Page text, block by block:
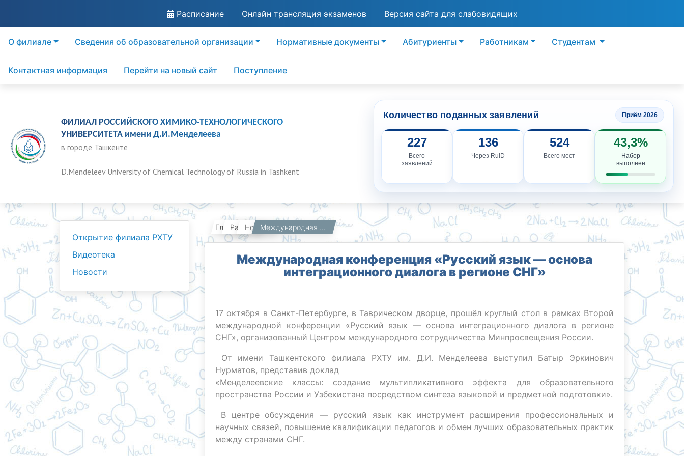
Расписание Онлайн трансляция экзаменов Версия сайта для слабовидящих
О филиале Сведения об образовательной организации Нормативные документы Абитуриенты Работникам Студентам
Контактная информация Перейти на новый сайт Поступление
ФИЛИАЛ РОССИЙСКОГО ХИМИКО-ТЕХНОЛОГИЧЕСКОГО
УНИВЕРСИТЕТА имени Д.И.Менделеева
в городе Ташкенте
D.Mendeleev University of Chemical Technology of Russia in Tashkent
Количество поданных заявлений Приём 2026
227
Всего
заявлений
136
Через RuID
524
Всего мест
43,3%
Набор
выполнен
Открытие филиала РХТУ
Видеотека
Новости
Главная Работникам Новости Международная конференция «Русский язык — основа интеграционного диалога в регионе СНГ»
Международная конференция «Русский язык — основа
интеграционного диалога в регионе СНГ»
17 октября в Санкт-Петербурге, в Таврическом дворце, прошёл круглый стол в рамках Второй
международной конференции «Русский язык — основа интеграционного диалога в регионе
СНГ», организованный Центром международного сотрудничества Минпросвещения России.
От имени Ташкентского филиала РХТУ им. Д.И. Менделеева выступил Батыр Эркинович
Нурматов, представив доклад
«Менделеевские классы: создание мультипликативного эффекта для образовательного
пространства России и Узбекистана посредством синтеза языковой и предметной подготовки».
В центре обсуждения — русский язык как инструмент расширения профессиональных и
научных связей, повышение квалификации педагогов и обмен лучших образовательных практик
между странами СНГ.